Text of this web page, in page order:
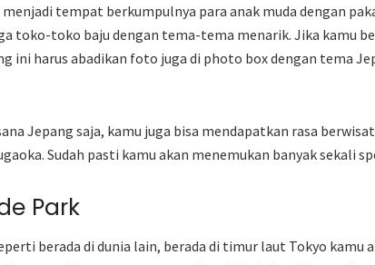
tempat berkumpulnya para anak muda dengan
toko-toko baju dengan tema-tema menarik. Jika kamu
ini harus abadikan foto juga di photo box dengan tema
Jepang saja, kamu juga bisa mendapatkan rasa
Sudah pasti kamu akan menemukan banyak sekali
Park
berada di dunia lain, berada di timur laut Tokyo kamu